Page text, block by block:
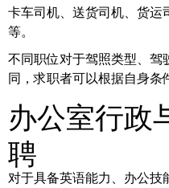
卡车司机、送货司机、货运
等。
不同职位对于驾照类型、驾
同，求职者可以根据自身条
办公室行政
聘
对于具备英语能力、办公